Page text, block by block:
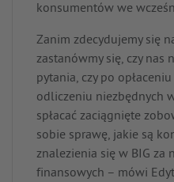
konsumentów we
Zanim zdecydujemy się
zastanówmy się, czy nas
pytania, czy po
odliczeniu niezbędnych
spłacać zaciągnięte
sobie sprawę, jakie są
znalezienia się w BIG za
finansowych – mówi